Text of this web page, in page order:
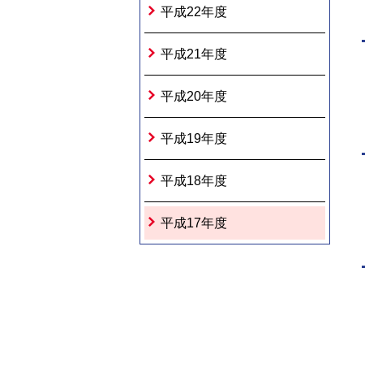
平成22年度
平成21年度
平成20年度
平成19年度
平成18年度
平成17年度